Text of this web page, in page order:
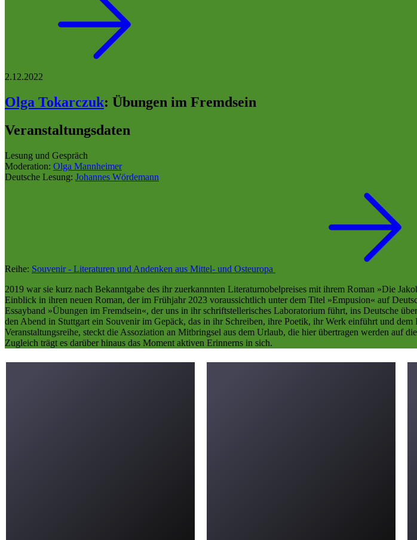
2.12.2022
Olga Tokarczuk: Übungen im Fremdsein
Veranstaltungsdaten
Lesung und Gespräch
Moderation: Olga Mannheimer
Deutsche Lesung: Johannes Wördemann
Reihe: Souvenir - Literaturen und Andenken aus Mittel- und Osteuropa
2019 war sie kurz nach Bekanntgabe des ihr zuerkannnten Literaturnobelpreises mit ihrem Roman »Die
Einblick in ihren neuen Roman, der im Frühjahr 2023 voraussichtlich unter dem Titel »Empusion« auf
Essayband »Übungen im Fremdsein«, der uns in ihr schriftstellerisches Laboratorium führt, ins Deutsche
den Abend in Stuttgart ein Souvenir im Gepäck, das in ihr Schreiben, ihre Poetik, ihr Werk einführt und
Veranstaltungsreihe, steckt die Assoziation an Mitbringsel aus dem Urlaub, die hier übertragen werden auf
Zugleich trägt es darüber hinaus das Moment aktiven Erinnerns in sich.